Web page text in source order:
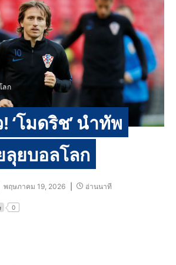
ลก
‘โมดริช’ นำทัพ
ลุยบอลโลก
พฤษภาคม 19, 2026 อ่านนาที
0